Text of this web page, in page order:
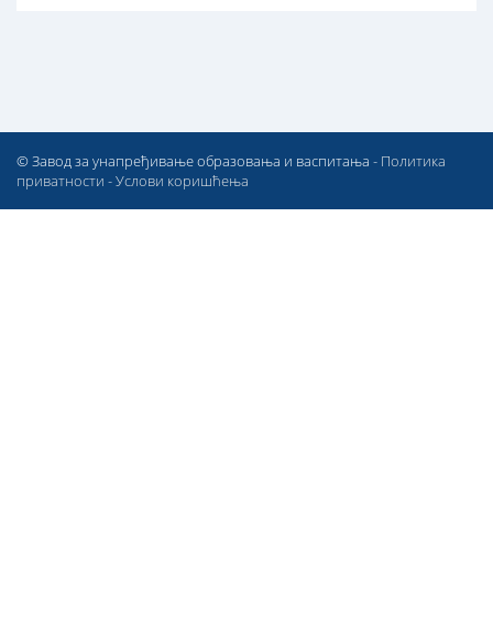
© Завод за унапређивање образовања и васпитања - Политика
приватности -Услови коришћења